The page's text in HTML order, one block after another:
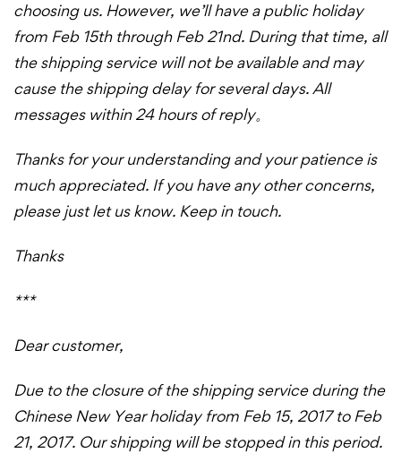
choosing us. However, we’ll have a public holiday
from Feb 15th through Feb 21nd. During that time, all
the shipping service will not be available and may
cause the shipping delay for several days. All
messages within 24 hours of reply。
Thanks for your understanding and your patience is
much appreciated. If you have any other concerns,
please just let us know. Keep in touch.
Thanks
***
Dear customer,
Due to the closure of the shipping service during the
Chinese New Year holiday from Feb 15, 2017 to Feb
21, 2017. Our shipping will be stopped in this period.